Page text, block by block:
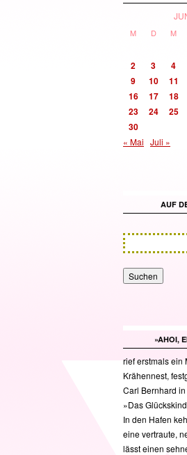
M D M
2
3 4
9
10 11
16
17 18
23
24 25
30
« Mai Juli »
AUF
»AHOI,
rief erstmals ein
Krähennest,
Carl Bernhard
»Das
In den Hafen
eine vertraute,
lässt einen